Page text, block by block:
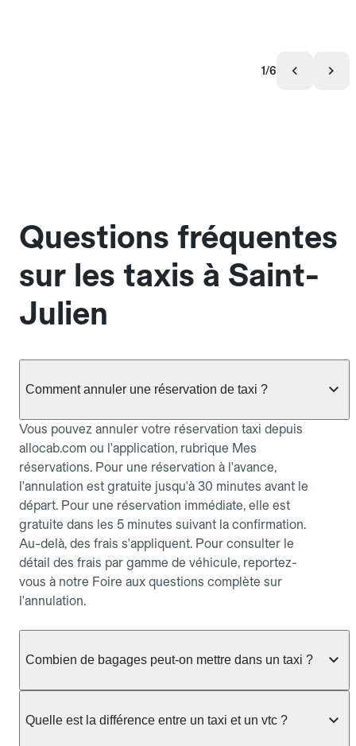
1/6
Questions fréquentes
sur les taxis à Saint-
Julien
Comment annuler une réservation de taxi ?
Vous pouvez annuler votre réservation taxi depuis
allocab.com ou l'application, rubrique Mes
réservations. Pour une réservation à l'avance,
l'annulation est gratuite jusqu'à 30 minutes avant le
départ. Pour une réservation immédiate, elle est
gratuite dans les 5 minutes suivant la confirmation.
Au-delà, des frais s'appliquent. Pour consulter le
détail des frais par gamme de véhicule, reportez-
vous à notre Foire aux questions complète sur
l'annulation.
Combien de bagages peut-on mettre dans un taxi ?
taxi berline accueille en général jusqu'à 3 bagages
Quelle est la différence entre un taxi et un vtc ?